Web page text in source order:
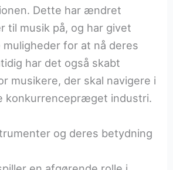
Dette har ændret
til musik på, og har givet
for at nå deres
har det også skabt
musikere, der skal navigere i
konkurrencepræget industri.
og deres betydning